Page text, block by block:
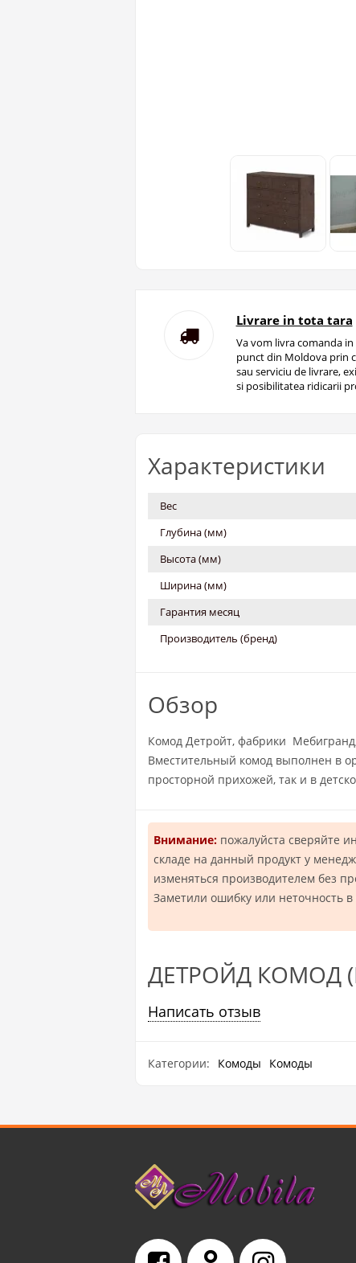
Livrare in tota tara
Va vom livra comanda in
punct din Moldova prin
sau serviciu de livrare,
si posibilitatea ridicarii
Характеристики
Вес
Глубина (мм)
Высота (мм)
Ширина (мм)
Гарантия месяц
Производитель (бренд)
Обзор
Комод Детройт, фабрики
Вместительный комод выполнен в
просторной прихожей, так и в
Внимание: пожалуйста сверяйте
складе на данный продукт у
изменяться производителем без
Заметили ошибку или неточность
ДЕТРОЙД КОМОД
Написать отзыв
Категории: Комоды Комоды